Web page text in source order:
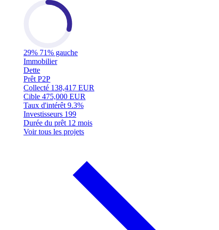
29% 71% gauche
Immobilier
Dette
Prêt P2P
Collecté 138,417 EUR
Cible 475,000 EUR
Taux d'intérêt 9.3%
Investisseurs 199
Durée du prêt 12 mois
Voir tous les projets